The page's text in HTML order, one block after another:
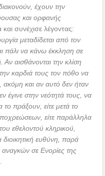
έχουν την
και ορφανής
και συνέχισε λέγοντας:
μεταδίδεται από τον
πάλι να κάνω έκκληση σε
αισθάνονται την κλίση
καρδιά τους τον πόθο να
ακόμη και αν αυτό δεν ήταν
έγινε στην νεότητά τους, να
πράξουν, είτε μετά το
είτε παράλληλα
εθελοντού κληρικού,
ευθύνη, παρά
σε Ενορίες της